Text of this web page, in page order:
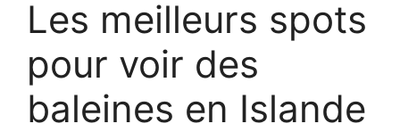
Les meilleurs spots
pour voir des
baleines en Islande